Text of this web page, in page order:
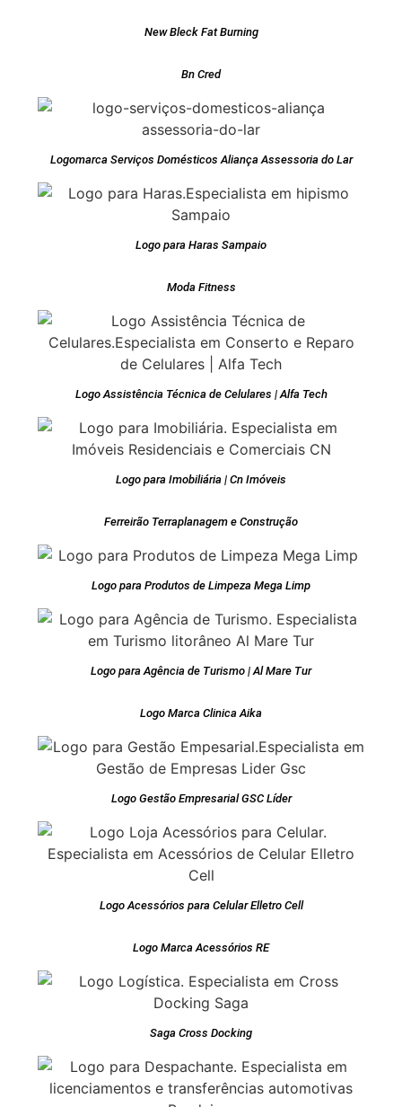
New Bleck Fat Burning
Bn Cred
Logomarca Serviços Domésticos Aliança Assessoria do Lar
Logo para Haras Sampaio
Moda Fitness
Logo Assistência Técnica de Celulares | Alfa Tech
Logo para Imobiliária | Cn Imóveis
Ferreirão Terraplanagem e Construção
Logo para Produtos de Limpeza Mega Limp
Logo para Agência de Turismo | Al Mare Tur
Logo Marca Clinica Aika
Logo Gestão Empresarial GSC Líder
Logo Acessórios para Celular Elletro Cell
Logo Marca Acessórios RE
Saga Cross Docking